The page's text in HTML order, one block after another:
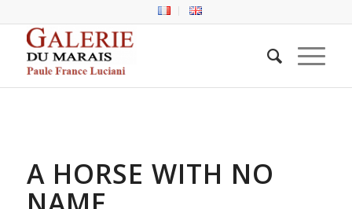
A HORSE WITH NO